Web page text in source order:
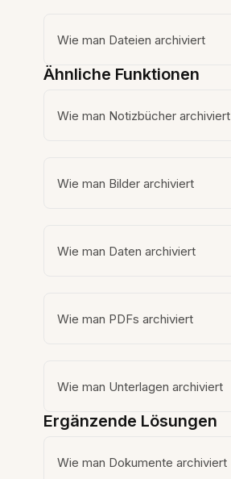
Wie man Dateien archiviert
Ähnliche Funktionen
Wie man Notizbücher archiviert
Wie man Bilder archiviert
Wie man Daten archiviert
Wie man PDFs archiviert
Wie man Unterlagen archiviert
Ergänzende Lösungen
Wie man Dokumente archiviert